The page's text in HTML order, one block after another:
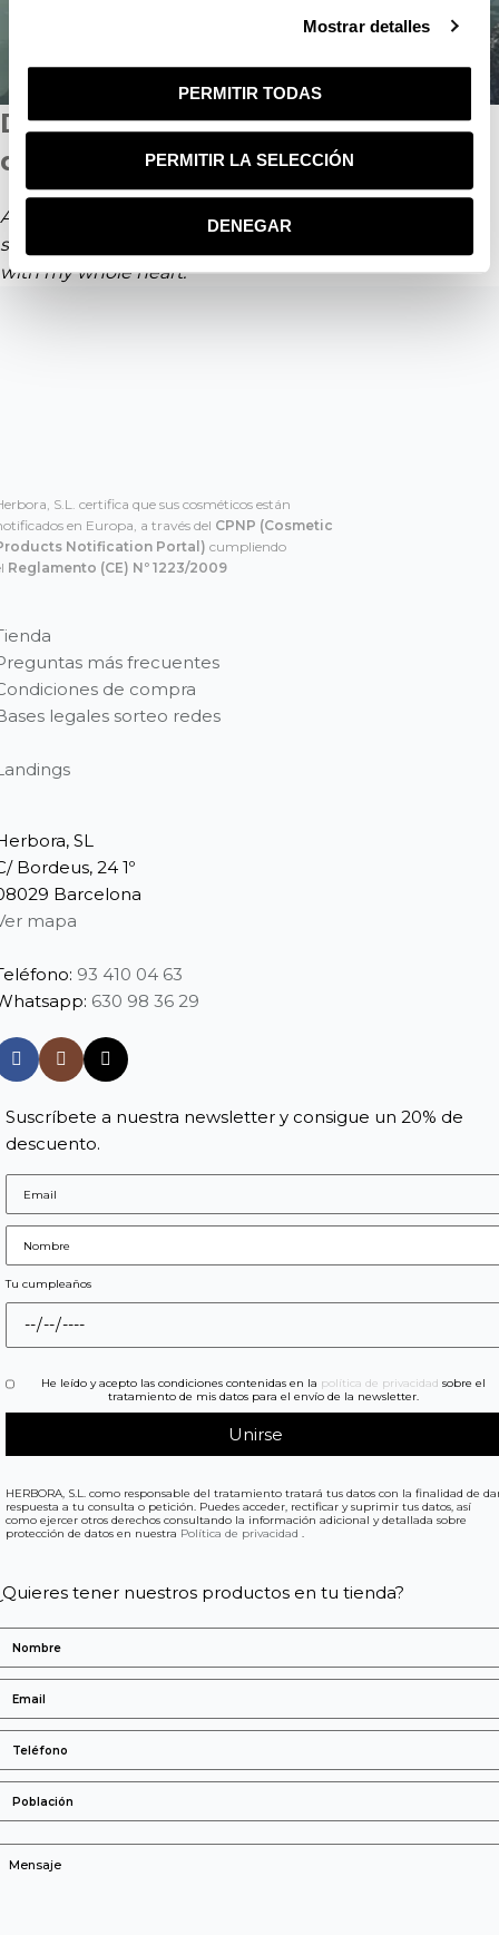
Mostrar detalles
PERMITIR TODAS
PERMITIR LA SELECCIÓN
DENEGAR
Design & development process
demonstration
A wonderful serenity has taken possession of my entire
soul,like these sweet mornings of spring which I enjoy
with my whole heart.
S.L. certifica que sus cosméticos están
en Europa, a través del CPNP (Cosmetic
Notification Portal) cumpliendo
Reglamento (CE) Nº 1223/2009
más frecuentes
de compra
legales sorteo redes
SL
Bordeus, 24 1º
Barcelona
mapa
93 410 04 63
630 98 36 29
Suscríbete a nuestra newsletter y consigue un 20% de
descuento.
Tu cumpleaños
He leído y acepto las condiciones contenidas en la política de privacidad sobre el
tratamiento de mis datos para el envío de la newsletter.
HERBORA, S.L. como responsable del tratamiento tratará tus datos con la finalidad de
respuesta a tu consulta o petición. Puedes acceder, rectificar y suprimir tus datos, así
como ejercer otros derechos consultando la información adicional y detallada sobre
protección de datos en nuestra Política de privacidad .
tener nuestros productos en tu tienda?